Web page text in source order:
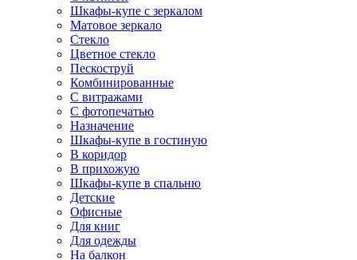
Шкафы-купе с зеркалом
Матовое зеркало
Стекло
Цветное стекло
Пескоструй
Комбинированные
С витражами
С фотопечатью
Назначение
Шкафы-купе в гостиную
В коридор
В прихожую
Шкафы-купе в спальню
Детские
Офисные
Для книг
Для одежды
На балкон